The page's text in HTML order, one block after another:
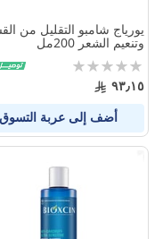
يورياج شامبو التقليل من
وتنعيم الشعر 200مل
Rating:
0%
٩٣٫١٥
أضف إلى عربة التسوق